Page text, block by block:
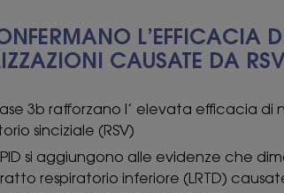
L’EFFICACIA
CAUSATE DA
3b rafforzano l’ elevata efficacia di
sinciziale (RSV)
si aggiungono alle evidenze che
respiratorio inferiore (LRTD)